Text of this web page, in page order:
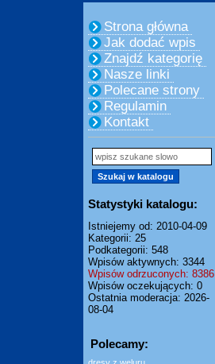
Strona główna
Jak dodać wpis
Znajdź kategorię
Nasze linki
Polecane strony
Regulamin
Kontakt
Statystyki katalogu:
Istniejemy od: 2010-04-09
Kategorii: 25
Podkategorii: 548
Wpisów aktywnych: 3344
Wpisów odrzuconych: 8386
Wpisów oczekujących: 0
Ostatnia moderacja: 2026-
08-04
Polecamy: